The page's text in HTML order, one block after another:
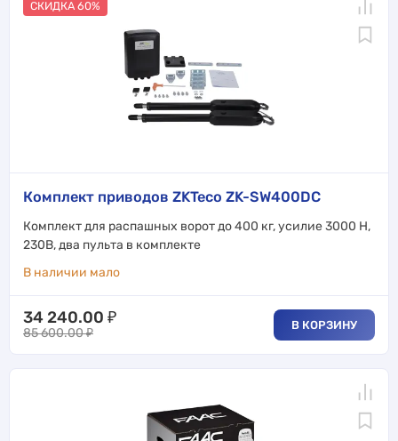
СКИДКА 60%
Комплект приводов ZKTeco ZK-SW400DC
Комплект для распашных ворот до 400 кг, усилие 3000 Н,
230В, два пульта в комплекте
В наличии мало
34 240.00 ₽
85 600.00₽
В КОРЗИНУ